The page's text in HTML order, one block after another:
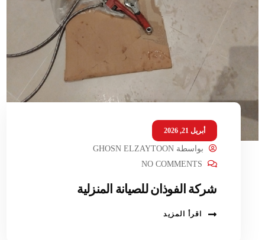
أبريل 21, 2026
بواسطةGHOSN ELZAYTOON
NO COMMENTS
شركة الفوذان للصيانة المنزلية
اقرأ المزيد